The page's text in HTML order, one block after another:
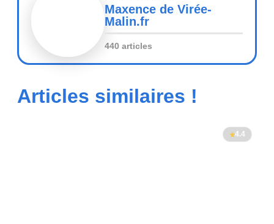
Maxence de Virée-
Malin.fr
440 articles
Articles similaires !
4.4